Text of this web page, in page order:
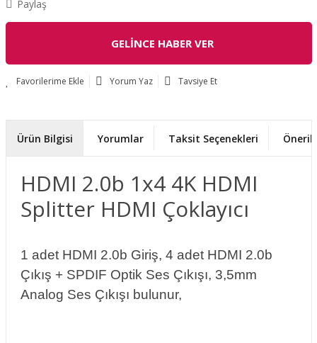
Paylaş
GELİNCE HABER VER
Yorum Yaz Tavsiye Et
Ürün Bilgisi Yorumlar Taksit Seçenekleri
HDMI 2.0b 1x4 4K HDMI
Splitter HDMI Çoklayıcı
1 adet HDMI 2.0b Giriş, 4 adet HDMI 2.0b
Çıkış + SPDIF Optik Ses Çıkışı, 3,5mm
Analog Ses Çıkışı bulunur,